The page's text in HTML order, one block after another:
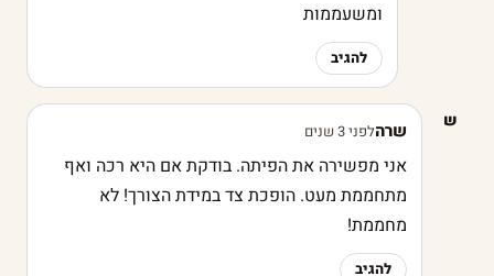
ומשעממות
להגיב
ש שרהלפני 3 שנים
אני מפשירה את הפיתה. בודקת אם היא רכה ואף
מתחממת מעט. הופכת צד במידת הצורך! לא
מחממת!
להגיב